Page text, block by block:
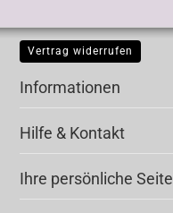
Vertrag widerrufen
Informationen
Hilfe & Kontakt
Ihre persönliche Seite